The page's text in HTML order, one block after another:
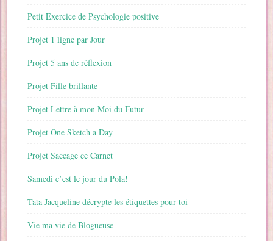
Petit Exercice de Psychologie positive
Projet 1 ligne par Jour
Projet 5 ans de réflexion
Projet Fille brillante
Projet Lettre à mon Moi du Futur
Projet One Sketch a Day
Projet Saccage ce Carnet
Samedi c’est le jour du Pola!
Tata Jacqueline décrypte les étiquettes pour toi
Vie ma vie de Blogueuse